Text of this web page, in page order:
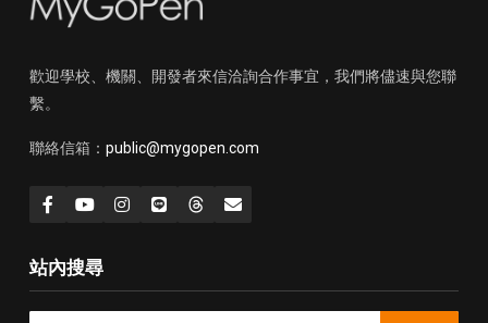
歡迎學校、機關、開發者來信洽詢合作事宜，我們將儘速與您聯
繫。
聯絡信箱： public@mygopen.com
站內搜尋